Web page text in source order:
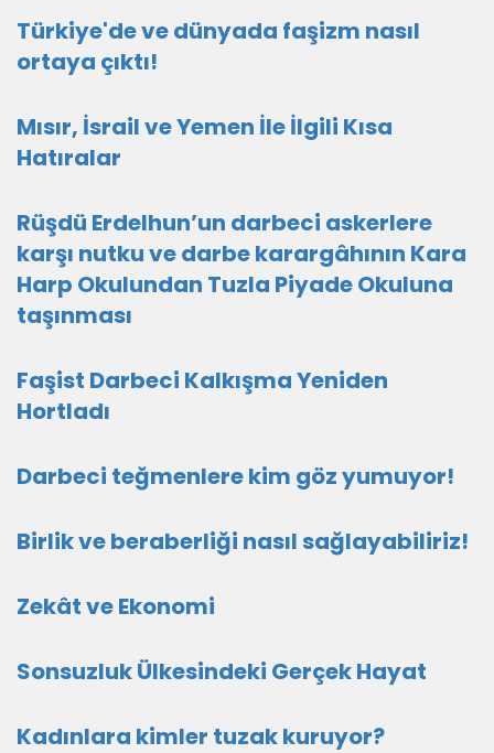
Türkiye'de ve dünyada faşizm nasıl
ortaya çıktı!
Mısır, İsrail ve Yemen İle İlgili Kısa
Hatıralar
Rüşdü Erdelhun’un darbeci askerlere
karşı nutku ve darbe karargâhının Kara
Harp Okulundan Tuzla Piyade Okuluna
taşınması
Faşist Darbeci Kalkışma Yeniden
Hortladı
Darbeci teğmenlere kim göz yumuyor!
Birlik ve beraberliği nasıl sağlayabiliriz!
Zekât ve Ekonomi
Sonsuzluk Ülkesindeki Gerçek Hayat
Kadınlara kimler tuzak kuruyor?